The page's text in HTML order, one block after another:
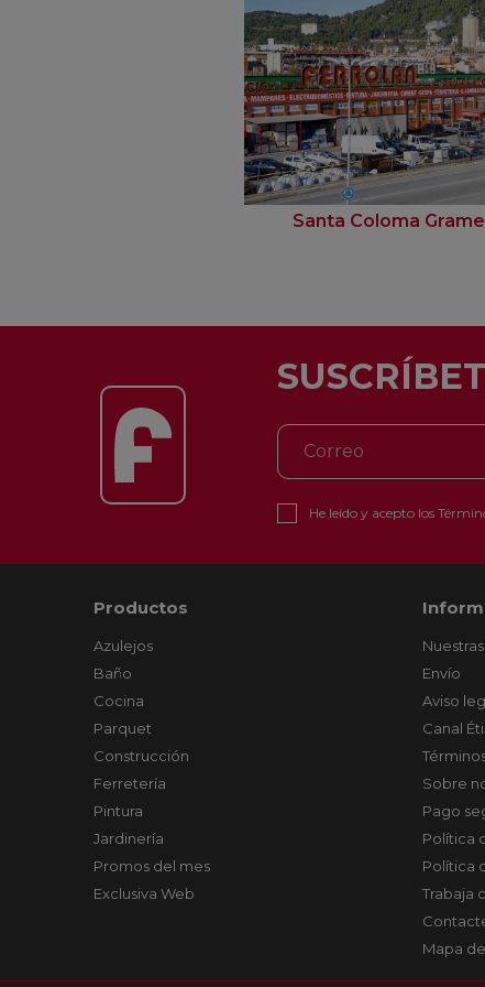
Santa Coloma
He leído y acepto los
Productos
Azulejos
Baño
Cocina
Parquet
Construcción
Ferretería
Pintura
Jardinería
Promos del mes
Exclusiva Web
Envío
Aviso
Canal
Sobre
Pago
Política
Política
Trabaja
Mapa